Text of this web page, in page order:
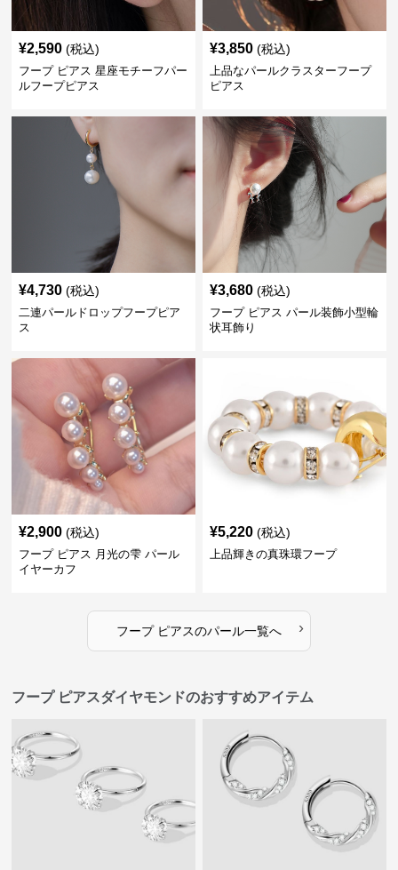
¥2,590 (税込)
フープ ピアス 星座モチーフパー
ルフープピアス
¥3,850 (税込)
上品なパールクラスターフープ
ピアス
¥4,730 (税込)
二連パールドロップフープピア
ス
¥3,680 (税込)
フープ ピアス パール装飾小型輪
状耳飾り
¥2,900 (税込)
フープ ピアス 月光の雫 パール
イヤーカフ
¥5,220 (税込)
上品輝きの真珠環フープ
フープ ピアスのパール一覧へ ›
フープ ピアスダイヤモンドのおすすめアイテム